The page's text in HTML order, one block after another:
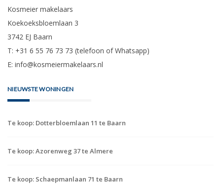
Kosmeier makelaars
Koekoeksbloemlaan 3
3742 EJ Baarn
T: +31 6 55 76 73 73 (telefoon of Whatsapp)
E: info@kosmeiermakelaars.nl
NIEUWSTE WONINGEN
Te koop: Dotterbloemlaan 11 te Baarn
Te koop: Azorenweg 37 te Almere
Te koop: Schaepmanlaan 71 te Baarn